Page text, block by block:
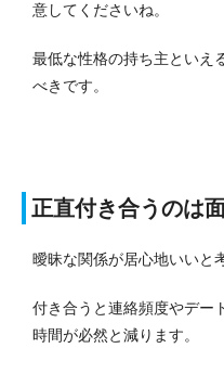
意してくださいね。
最低な性格の持ち主といえ
べきです。
正直付き合うのは
曖昧な関係が居心地いいと
付き合うと連絡頻度やデー
時間が必然と減ります。